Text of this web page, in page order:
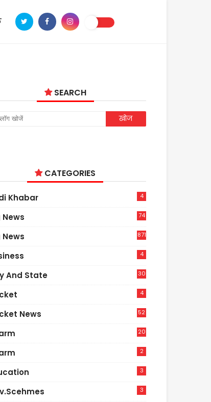
SEARCH
CATEGORIES
Khabar 4
News
74
News 871
4
And State 30
4
News
52
20
2
3
3